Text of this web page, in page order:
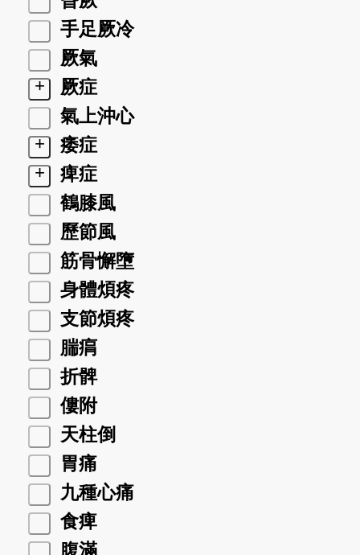
手足厥冷
厥氣
+
厥症
氣上沖心
+
痿症
+
痺症
鶴膝風
歷節風
筋骨懈墮
身體煩疼
支節煩疼
腨㾓
折髀
僂附
天柱倒
胃痛
九種心痛
食痺
腹滿